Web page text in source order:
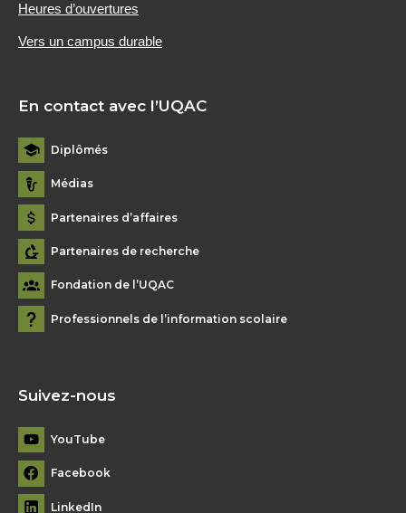
Heures d’ouvertures
Vers un campus durable
En contact avec l’UQAC
Diplômés
Médias
Partenaires d’affaires
Partenaires de recherche
Fondation de l’UQAC
Professionnels de l’information scolaire
Suivez-nous
YouTube
Facebook
LinkedIn